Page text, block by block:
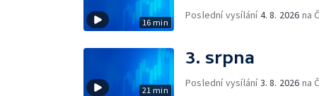
16 min
Poslední vysílání4. 8. 2026 na
21 min
3. srpna
Poslední vysílání3. 8. 2026 na